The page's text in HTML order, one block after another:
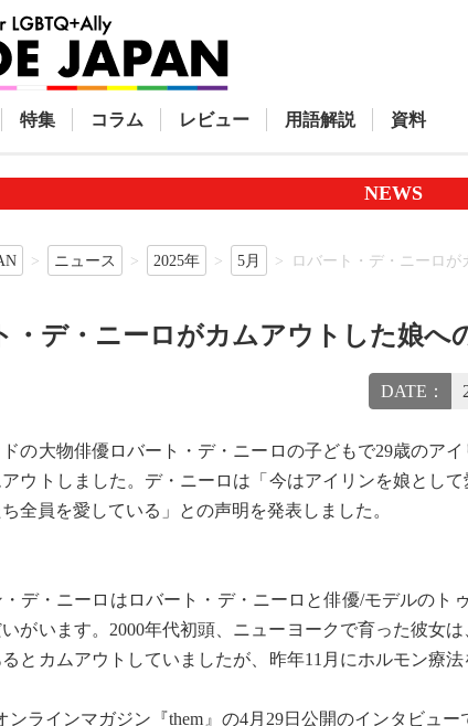
特集 コラム レビュー 用語解説 資料
NEWS
ニュース 2025年 5月 ロバート・デ・ニーロ
・デ・ニーロがカムアウトした娘へ
DATE：
の大物俳優ロバート・デ・ニーロの子どもで29歳のア
ウトしました。デ・ニーロは「今はアイリンを娘とし
全員を愛している」との声明を発表しました。
デ・ニーロはロバート・デ・ニーロと俳優/モデルのト
がいます。2000年代初頭、ニューヨークで育った彼女
とカムアウトしていましたが、昨年11月にホルモン療
ラインマガジン『them』の4月29日公開のインタビュ